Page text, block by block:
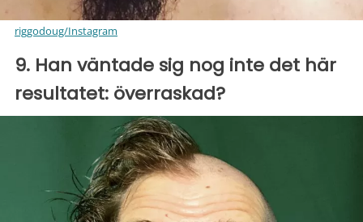
riggodoug/Instagram
9. Han väntade sig nog inte det här
resultatet: överraskad?